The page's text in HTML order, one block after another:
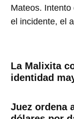
Mateos.
el incidente, el
La Malixita
identidad
Juez ordena